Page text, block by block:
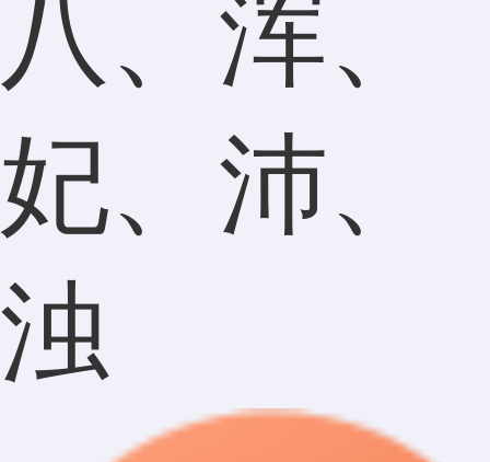
八、浑、
妃、沛、
浊